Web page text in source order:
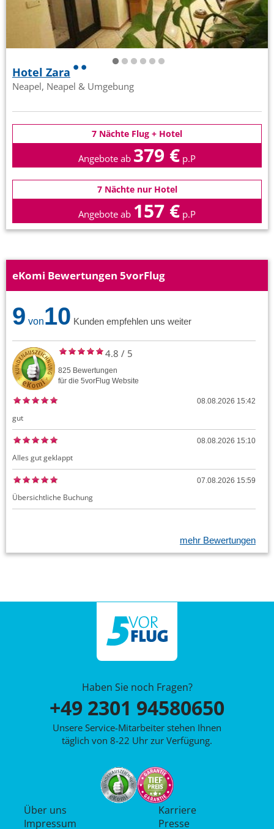
Hotel Zara
Neapel, Neapel & Umgebung
7 Nächte Flug + Hotel
Angebote ab 379 € p.P
7 Nächte nur Hotel
Angebote ab 157 € p.P
eKomi Bewertungen 5vorFlug
9 von10 Kunden empfehlen uns weiter
4.8 / 5
825 Bewertungen
für die 5vorFlug Website
08.08.2026 15:42
gut
08.08.2026 15:10
Alles gut geklappt
07.08.2026 15:59
Übersichtliche Buchung
mehr Bewertungen
Haben Sie noch Fragen?
+49 2301 94580650
Unsere Service-Mitarbeiter stehen Ihnen
täglich von 8-22 Uhr zur Verfügung.
Über uns
Impressum
Karriere
Presse